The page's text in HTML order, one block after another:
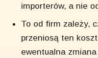
importerów, a nie
To od firm zależy,
przeniosą ten
ewentualna